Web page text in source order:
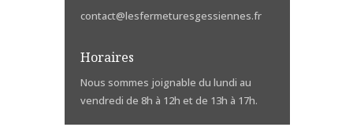
contact@lesfermeturesgessiennes.fr
Horaires
Nous sommes joignable du lundi au
vendredi de 8h à 12h et de 13h à 17h.